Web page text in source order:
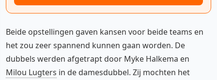
Beide opstellingen gaven kansen voor beide teams en
het zou zeer spannend kunnen gaan worden. De
dubbels werden afgetrapt door Myke Halkema en
Milou Lugters in de damesdubbel. Zij mochten het